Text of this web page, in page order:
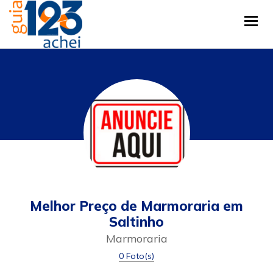
Melhor Preço de Marmoraria em
Saltinho
Marmoraria
0 Foto(s)